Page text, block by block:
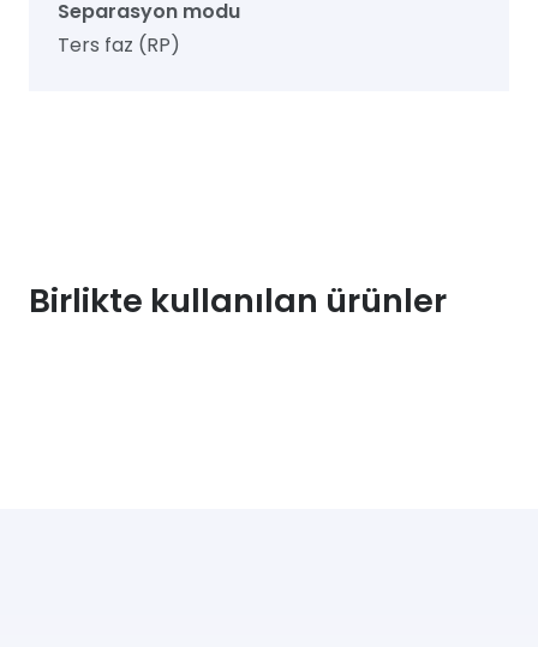
Separasyon modu
Ters faz (RP)
Birlikte kullanılan ürünler